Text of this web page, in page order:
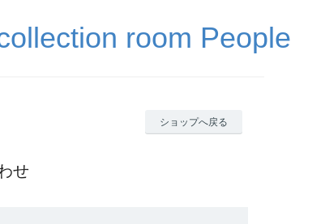
room People
ショップへ戻る
せ